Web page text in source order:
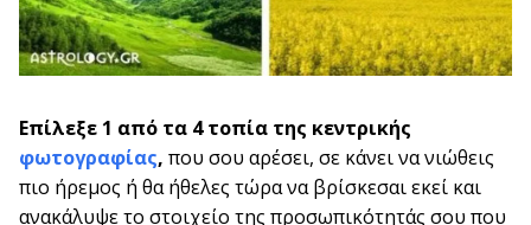
Επίλεξε 1 από τα 4 τοπία της κεντρικής
φωτογραφίας, που σου αρέσει, σε κάνει να νιώθεις
πιο ήρεμος ή θα ήθελες τώρα να βρίσκεσαι εκεί και
ανακάλυψε το στοιχείο της προσωπικότητάς σου που